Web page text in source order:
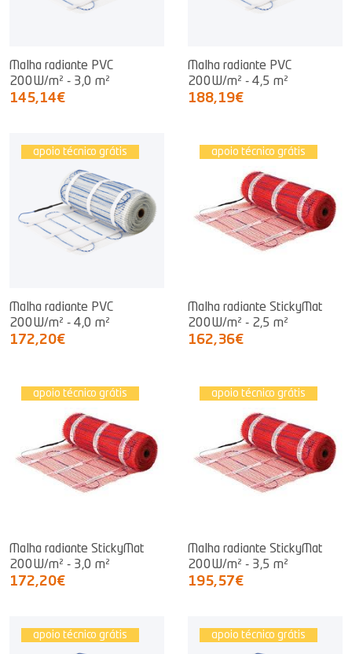
Malha radiante PVC
200W/m² - 3,0 m²
145,14€
Malha radiante PVC
200W/m² - 4,5 m²
188,19€
apoio técnico grátis
Malha radiante PVC
200W/m² - 4,0 m²
172,20€
apoio técnico grátis
Malha radiante StickyMat
200W/m² - 2,5 m²
162,36€
apoio técnico grátis
Malha radiante StickyMat
200W/m² - 3,0 m²
172,20€
apoio técnico grátis
Malha radiante StickyMat
200W/m² - 3,5 m²
195,57€
apoio técnico grátis apoio técnico grátis